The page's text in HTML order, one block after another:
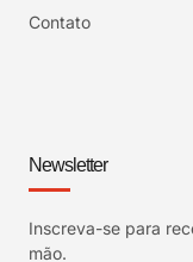
Contato
Newsletter
Inscreva-se para
mão.